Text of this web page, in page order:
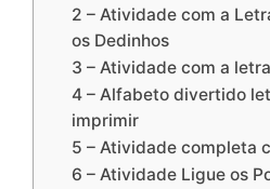
2 – Atividade com a
os Dedinhos
3 – Atividade com a
4 – Alfabeto divertido
imprimir
5 – Atividade completa
6 – Atividade Ligue os